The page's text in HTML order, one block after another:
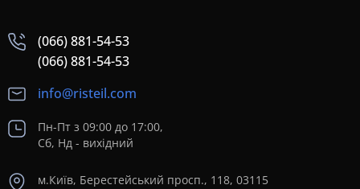
(066) 881-54-53
(066) 881-54-53
info@risteil.com
Пн-Пт з 09:00 до 17:00,
Сб, Нд - вихідний
м.Київ, Берестейський просп., 118, 03115